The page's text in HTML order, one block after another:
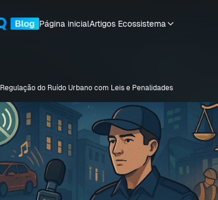
Página inicialArtigos Ecossistema
Regulação do Ruído Urbano com Leis e Penalidades